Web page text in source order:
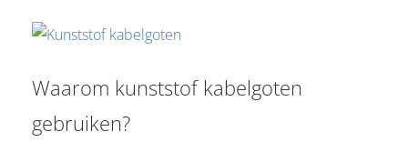
Waarom kunststof kabelgoten
gebruiken?
te